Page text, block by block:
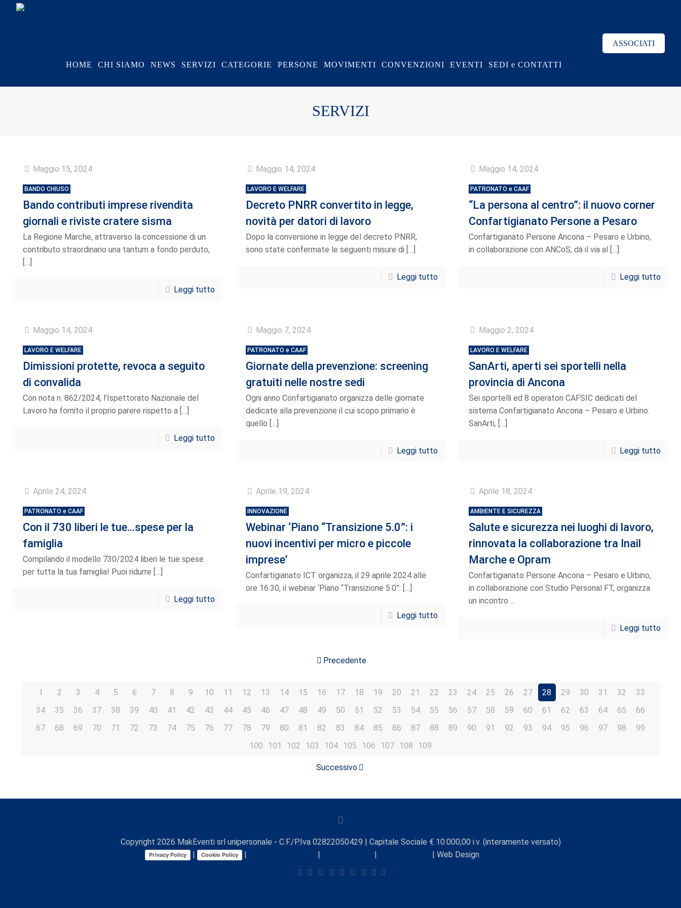
HOME CHI SIAMO NEWS SERVIZI CATEGORIE PERSONE MOVIMENTI CONVENZIONI EVENTI SEDI e CONTATTI
ASSOCIATI
SERVIZI
Maggio 15, 2024
BANDO CHIUSO
Bando contributi imprese rivendita
giornali e riviste cratere sisma
La Regione Marche, attraverso la concessione di un
contributo straordinario una tantum a fondo perduto,
[…]
Leggi tutto
Maggio 14, 2024
LAVORO E WELFARE
Decreto PNRR convertito in legge,
novità per datori di lavoro
Dopo la conversione in legge del decreto PNRR,
sono state confermate le seguenti misure di […]
Leggi tutto
Maggio 14, 2024
PATRONATO e CAAF
“La persona al centro”: il nuovo corner
Confartigianato Persone a Pesaro
Confartigianato Persone Ancona – Pesaro e Urbino,
in collaborazione con ANCoS, dà il via al […]
Leggi tutto
Maggio 14, 2024
LAVORO E WELFARE
Dimissioni protette, revoca a seguito
di convalida
Con nota n. 862/2024, l’Ispettorato Nazionale del
Lavoro ha fornito il proprio parere rispetto a […]
Leggi tutto
Maggio 7, 2024
PATRONATO e CAAF
Giornate della prevenzione: screening
gratuiti nelle nostre sedi
Ogni anno Confartigianato organizza delle giornate
dedicate alla prevenzione il cui scopo primario è
quello […]
Leggi tutto
Maggio 2, 2024
LAVORO E WELFARE
SanArti, aperti sei sportelli nella
provincia di Ancona
Sei sportelli ed 8 operatori CAFSIC dedicati del
sistema Confartigianato Ancona – Pesaro e Urbino.
SanArti, […]
Leggi tutto
Aprile 24, 2024
PATRONATO e CAAF
Con il 730 liberi le tue…spese per la
famiglia
Compilando il modello 730/2024 liberi le tue spese
per tutta la tua famiglia! Puoi ridurre […]
Leggi tutto
Aprile 19, 2024
INNOVAZIONE
Webinar ‘Piano “Transizione 5.0”: i
nuovi incentivi per micro e piccole
imprese’
Confartigianato ICT organizza, il 29 aprile 2024 alle
ore 16.30, il webinar ‘Piano “Transizione 5.0”: […]
Leggi tutto
Aprile 18, 2024
AMBIENTE E SICUREZZA
Salute e sicurezza nei luoghi di lavoro,
rinnovata la collaborazione tra Inail
Marche e Opram
Confartigianato Persone Ancona – Pesaro e Urbino,
in collaborazione con Studio Personal FT, organizza
un incontro ...
Leggi tutto
Precedente
1 2 3 4 5 6 7 8 9 10 11 12 13 14 15 16 17 18 19 20 21 22 23 24 25 26 27 28 29 30 31 32
33
34
35 36 37 38 39 40 41 42 43 44 45 46 47 48 49 50 51 52 53 54 55 56 57 58 59 60 61 62 63 64 65
66
67
68 69 70 71 72 73 74 75 76 77 78 79 80 81 82 83 84 85 86 87 88 89 90 91 92 93 94 95 96 97 98
99
100
101 102 103 104 105 106 107 108 109
Successivo
Copyright 2026 MakEventi srl unipersonale - C.F./P.Iva 02822050429 | Capitale Sociale € 10.000,00 i.v. (interamente versato)
Privacy Policy | Cookie Policy | | | | Web Design